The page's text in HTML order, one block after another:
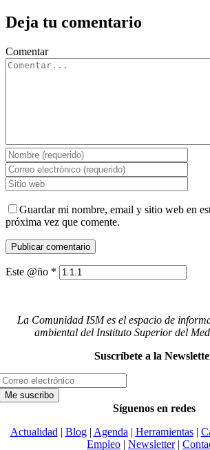
Deja tu comentario
Comentar
Guardar mi nombre, email y sitio web en
próxima vez que comente.
Este @ño *
La Comunidad ISM es el espacio de
ambiental del Instituto Superior del
Suscríbete a la
Síguenos en redes
Actualidad | Blog| Agenda | Herramientas|
Empleo | Newsletter|